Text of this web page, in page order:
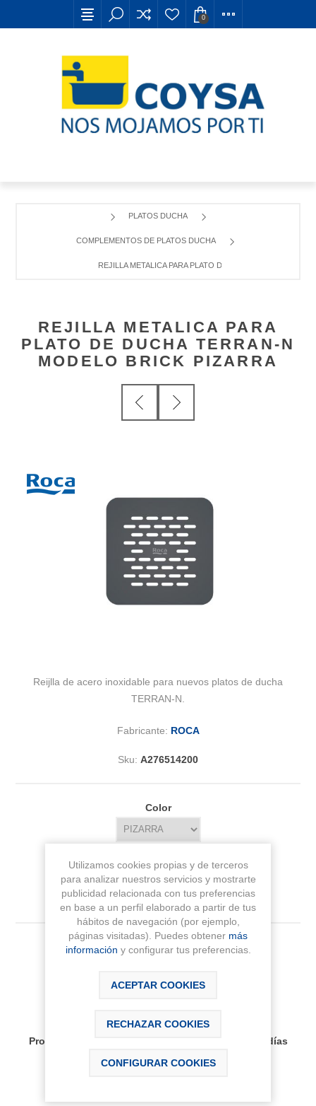
0
PLATOS DUCHA
COMPLEMENTOS DE PLATOS DUCHA
REJILLA METALICA PARA PLATO DE DUCHA TERRAN-N
REJILLA METALICA PARA
PLATO DE DUCHA TERRAN-N
MODELO BRICK PIZARRA
Reijlla de acero inoxidable para nuevos platos de ducha
TERRAN-N.
Fabricante: ROCA
Sku: A276514200
Color
27,10 € IVA Inc.
AÑADIR AL CARRITO
Disponibilidad:
Producto bajo pedido, plazo de entrega aprox 30 días
Utilizamos cookies propias y de terceros
para analizar nuestros servicios y mostrarte
publicidad relacionada con tus preferencias
en base a un perfil elaborado a partir de tus
hábitos de navegación (por ejemplo,
páginas visitadas). Puedes obtener más
información y configurar tus preferencias.
ACEPTAR COOKIES
RECHAZAR COOKIES
CONFIGURAR COOKIES